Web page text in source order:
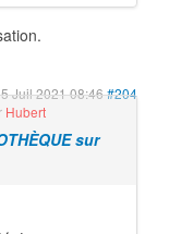
Juil 2021 08:46#204
Hubert
sur